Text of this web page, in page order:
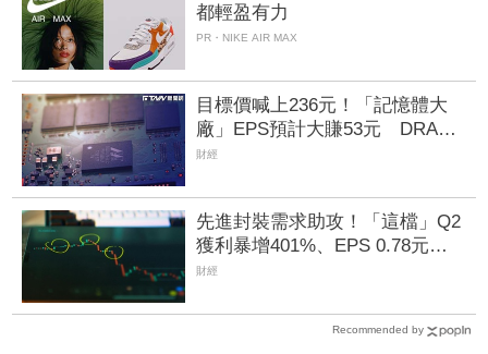
都輕盈有力
PR・NIKE AIR MAX
目標價喊上236元！「記憶體大
廠」EPS預計大賺53元 DRAM
漲50%、Flash漲30%獲利大增
財經
先進封裝需求助攻！「這檔」Q2
獲利暴增401%、EPS 0.78元
H1營運同步創高
財經
Recommended by